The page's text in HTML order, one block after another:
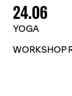
24.06
YOGA
WORKSHOP